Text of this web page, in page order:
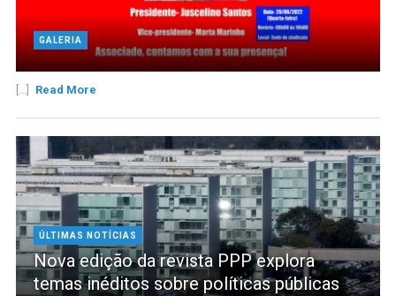
GALERIA
[...] Read More
ÚLTIMAS NOTÍCIAS
Nova edição da revista PPP explora
temas inéditos sobre políticas públicas